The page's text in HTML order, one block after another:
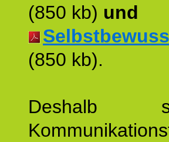
(850 kb) und
(850 kb).
Deshalb